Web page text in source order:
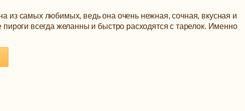
из самых любимых, ведь она очень нежная, сочная, вкусная и
пироги всегда желанны и быстро расходятся с тарелок. Именно